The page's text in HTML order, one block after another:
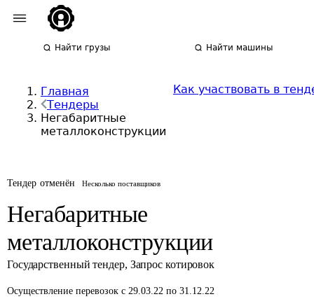
Найти грузы Найти машины
Главная
Тендеры
Негабаритные
металлоконструкции
Как участвовать в
Тендер отменён Несколько поставщиков
Негабаритные
металлоконструкции
Государственный тендер, Запрос котировок
Осуществление перевозок с 29.03.22 по 31.12.22